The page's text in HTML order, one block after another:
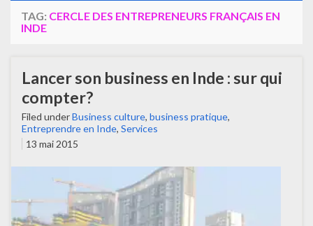
TAG: CERCLE DES ENTREPRENEURS FRANÇAIS EN
INDE
Lancer son business en Inde : sur qui
compter?
Filed underBusiness culture, business pratique,
Entreprendre en Inde, Services
13 mai 2015